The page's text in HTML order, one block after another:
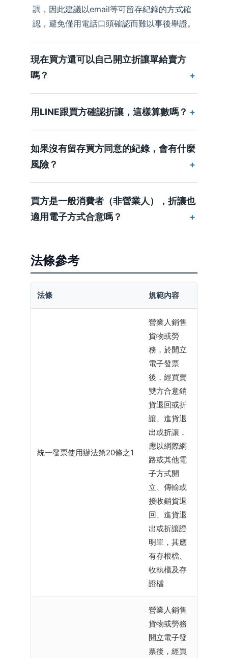
調，因此建議以email等可留存紀錄的方式確
認，避免僅用電話口頭確認而難以事後舉證。
現在買方還可以自己開立折讓單給賣方
嗎？
用LINE跟買方確認折讓，這樣算數嗎？
如果沒有留存買方同意的紀錄，會有什麼
風險？
買方是一般消費者（非營業人），折讓也
適用電子方式合意嗎？
法條參考
法條 規範內容
統一發票使用辦法第20條之1
營業人銷售
貨物或勞
務，於開立
電子發票
後，經買賣
雙方合意銷
貨退回或折
讓、進貨退
出或折讓，
應以網際網
路或其他電
子方式開
立、傳輸或
接收銷貨退
回、進貨退
出或折讓證
明單，其應
有存根檔、
收執檔及存
證檔
營業人銷售
貨物或勞務
開立電子發
票後，經買